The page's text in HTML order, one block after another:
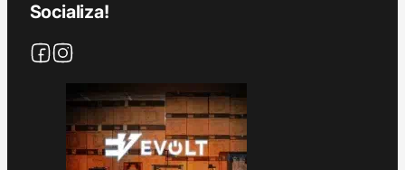
Socializa!